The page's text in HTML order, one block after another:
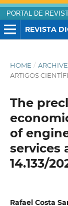
PORTAL DE
REVISTA
HOME /
ARTIGOS
The
of
services
14.133/
Rafael Costa